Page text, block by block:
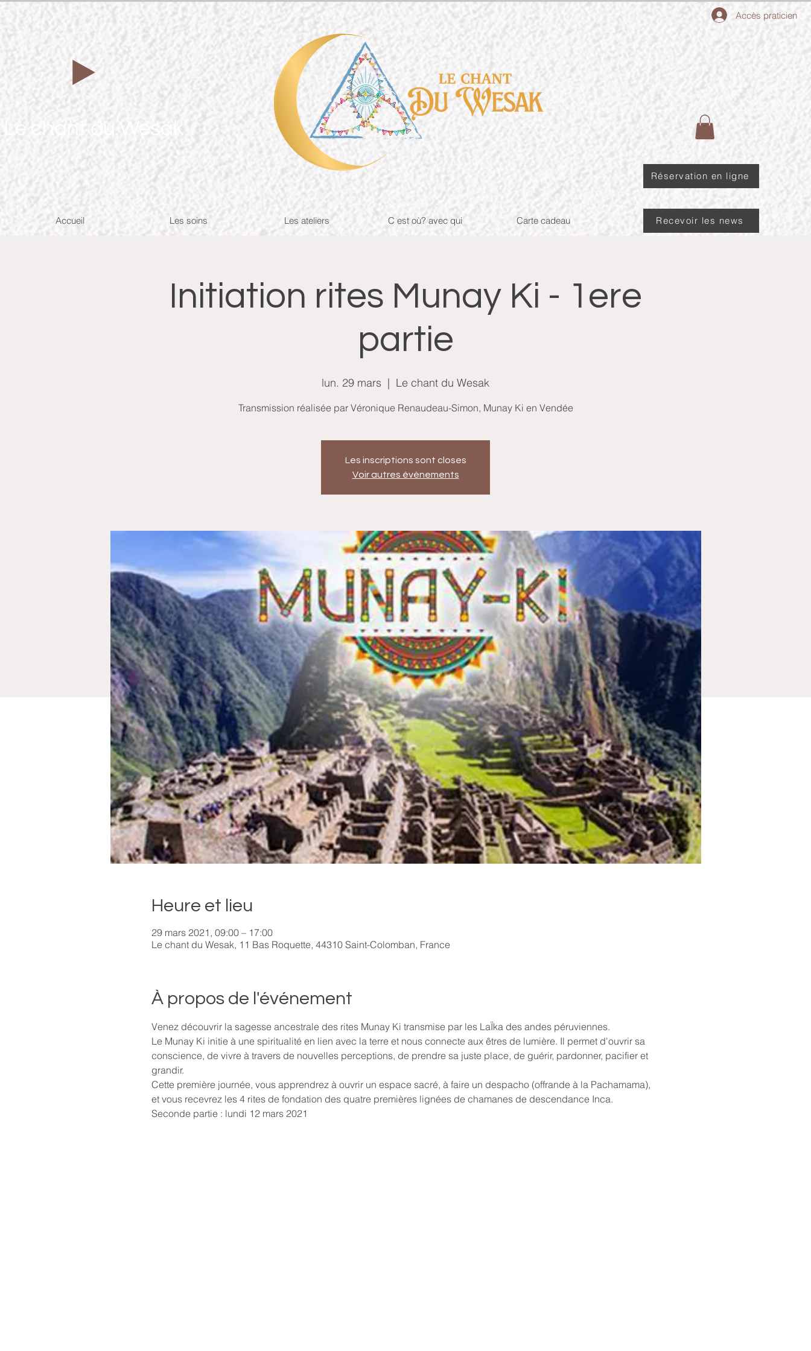
Accès praticien
Le chant du Wesak
Réservation en ligne
Accueil Les soins Les ateliers C est où? avec qui Carte cadeau Recevoir les news
Initiation rites Munay Ki - 1ere
partie
lun. 29 mars
  |
Le chant du Wesak
Transmission réalisée par Véronique Renaudeau-Simon, Munay Ki en Vendée
Les inscriptions sont closes
Voir autres événements
Heure et lieu
29 mars 2021, 09:00 – 17:00
Le chant du Wesak, 11 Bas Roquette, 44310 Saint-Colomban, France
À propos de l'événement
Venez découvrir la sagesse ancestrale des rites Munay Ki transmise par les LaÏka des andes péruviennes.
Le Munay Ki initie à une spiritualité en lien avec la terre et nous connecte aux êtres de lumière. Il permet d'ouvrir sa
conscience, de vivre à travers de nouvelles perceptions, de prendre sa juste place, de guérir, pardonner, pacifier et
grandir.
Cette première journée, vous apprendrez à ouvrir un espace sacré, à faire un despacho (offrande à la Pachamama),
et vous recevrez les 4 rites de fondation des quatre premières lignées de chamanes de descendance Inca.
Seconde partie : lundi 12 mars 2021